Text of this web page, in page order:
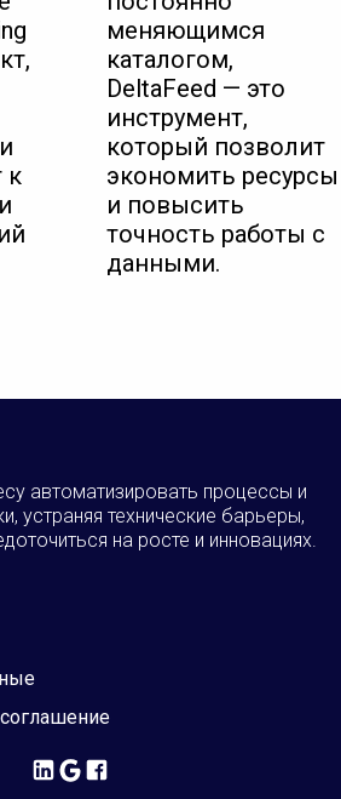
к
меняющимся
каталогом,
DeltaFeed — это
инструмент,
который позволит
экономить ресурсы
и повысить
точность работы с
данными.
автоматизировать процессы и
устраняя технические барьеры,
на росте и инновациях.